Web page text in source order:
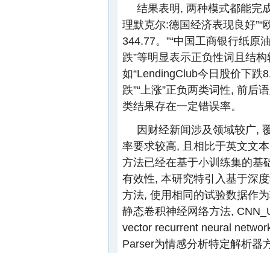
结果表明, 两种模式都能完
理默克尔:德国经济表现良好
344.77。”“中国工商银行纸原
跌”等明显表示正负性词且结
如“LendingClub今日股价下跌
跌”“上涨”正负两类词性, 前后
类结果存在一定错误率。
因财经新闻涉及领域较广,
率要求较高, 且相比于英文文
方法已经在基于小训练集的基
有效性, 本研究特引入基于深
方法, 使用相同的试验数据作
静态卷积神经网络方法,
vector recurrent neural
Parser为情感分析特定解析器